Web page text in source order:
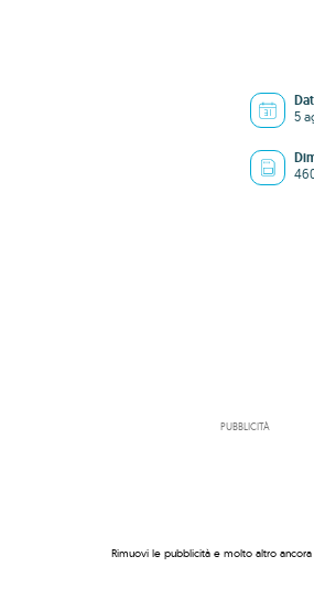
5
PUBBLICITÀ
Rimuovi le pubblicità e molto altro ancora